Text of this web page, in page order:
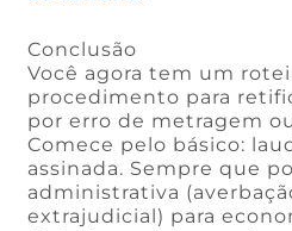
Conclusão
Você agora tem um
procedimento para
por erro de metragem
Comece pelo básico:
assinada. Sempre que
administrativa
extrajudicial) para